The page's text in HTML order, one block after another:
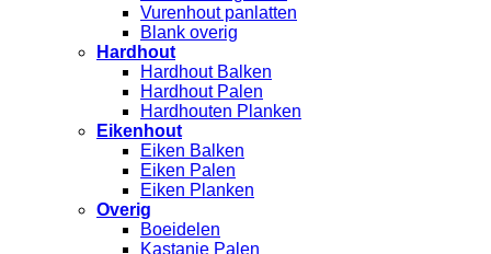
Vurenhout panlatten
Blank overig
Hardhout
Hardhout Balken
Hardhout Palen
Hardhouten Planken
Eikenhout
Eiken Balken
Eiken Palen
Eiken Planken
Overig
Boeidelen
Kastanje Palen